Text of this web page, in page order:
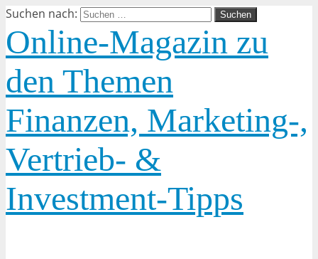
Suchen nach:
Online-Magazin zu
den Themen
Finanzen, Marketing-,
Vertrieb- &
Investment-Tipps